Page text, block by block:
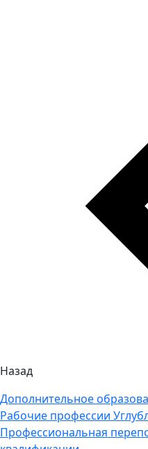
Назад
Дополнительное
Рабочие профессии
Профессиональная